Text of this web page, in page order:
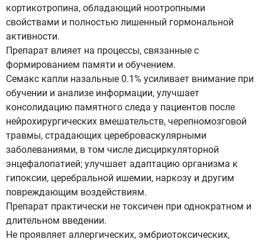
кортикотропина, обладающий ноотропными
свойствами и полностью лишенный гормональной
активности.
Препарат влияет на процессы, связанные с
формированием памяти и обучением.
Семакс капли назальные 0.1% усиливает внимание при
обучении и анализе информации, улучшает
консолидацию памятного следа у пациентов после
нейрохирургических вмешательств, черепномозговой
травмы, страдающих цереброваскулярными
заболеваниями, в том числе дисциркуляторной
энцефалопатией; улучшает адаптацию организма к
гипоксии, церебральной ишемии, наркозу и другим
повреждающим воздействиям.
Препарат практически не токсичен при однократном и
длительном введении.
Не проявляет аллергических, эмбриотоксических,